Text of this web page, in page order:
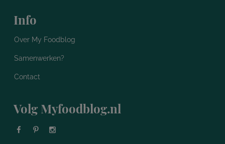
Info
Over My Foodblog
Samenwerken?
Contact
Volg Myfoodblog.nl